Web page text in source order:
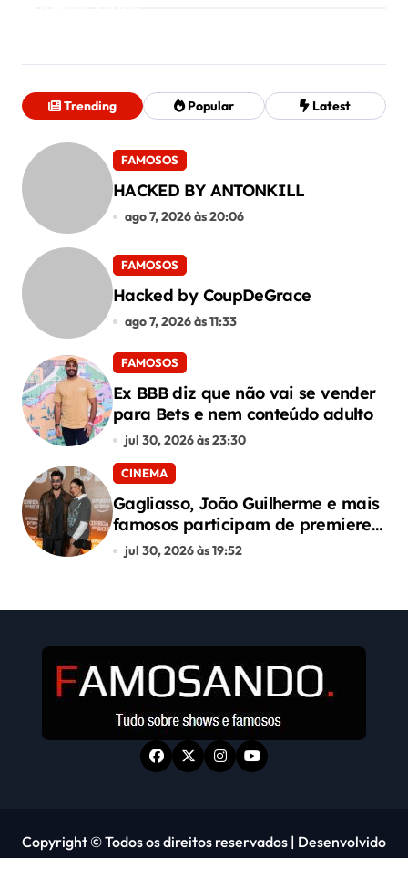
Trending Popular Latest
FAMOSOS
HACKED BY ANTONKILL
ago 7, 2026 às 20:06
FAMOSOS
Hacked by CoupDeGrace
ago 7, 2026 às 11:33
FAMOSOS
Ex BBB diz que não vai se vender
para Bets e nem conteúdo adulto
jul 30, 2026 às 23:30
CINEMA
Gagliasso, João Guilherme e mais
famosos participam de premiere
de “Corrida dos Bichos”
jul 30, 2026 às 19:52
Copyright © Todos os direitos reservados | Desenvolvido